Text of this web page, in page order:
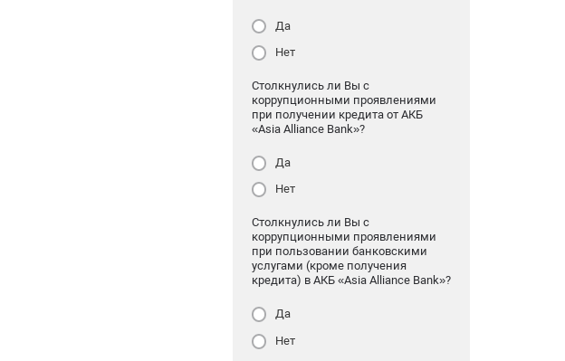
Да
Нет
Столкнулись ли Вы с
коррупционными проявлениями
при получении кредита от АКБ
«Asia Alliance Bank»?
Да
Нет
Столкнулись ли Вы с
коррупционными проявлениями
при пользовании банковскими
услугами (кроме получения
кредита) в АКБ «Asia Alliance Bank»?
Да
Нет